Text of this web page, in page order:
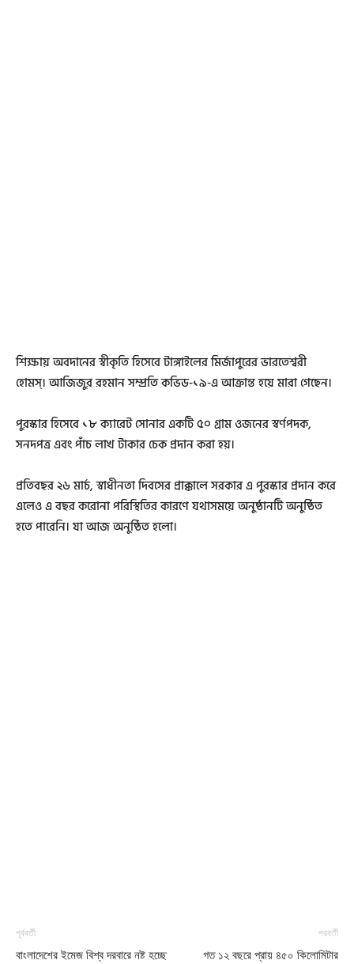
শিক্ষায় অবদানের স্বীকৃতি হিসেবে টাঙ্গাইলের মির্জাপুরের ভারতেশ্বরী
হোমস্। আজিজুর রহমান সম্প্রতি কভিড-১৯-এ আক্রান্ত হয়ে মারা গেছেন।
পুরস্কার হিসেবে ১৮ ক্যারেট সোনার একটি ৫০ গ্রাম ওজনের স্বর্ণপদক,
সনদপত্র এবং পাঁচ লাখ টাকার চেক প্রদান করা হয়।
প্রতিবছর ২৬ মার্চ, স্বাধীনতা দিবসের প্রাক্কালে সরকার এ পুরস্কার প্রদান করে
এলেও এ বছর করোনা পরিস্থিতির কারণে যথাসময়ে অনুষ্ঠানটি অনুষ্ঠিত
হতে পারেনি। যা আজ অনুষ্ঠিত হলো।
পূর্ববর্তী
বাংলাদেশের ইমেজ বিশ্ব দরবারে নষ্ট হচ্ছে
পরবর্তী
গত ১২ বছরে প্রায় ৪৫০ কিলোমিটার